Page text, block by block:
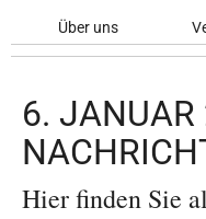
Über uns
6.
Hier finden Sie